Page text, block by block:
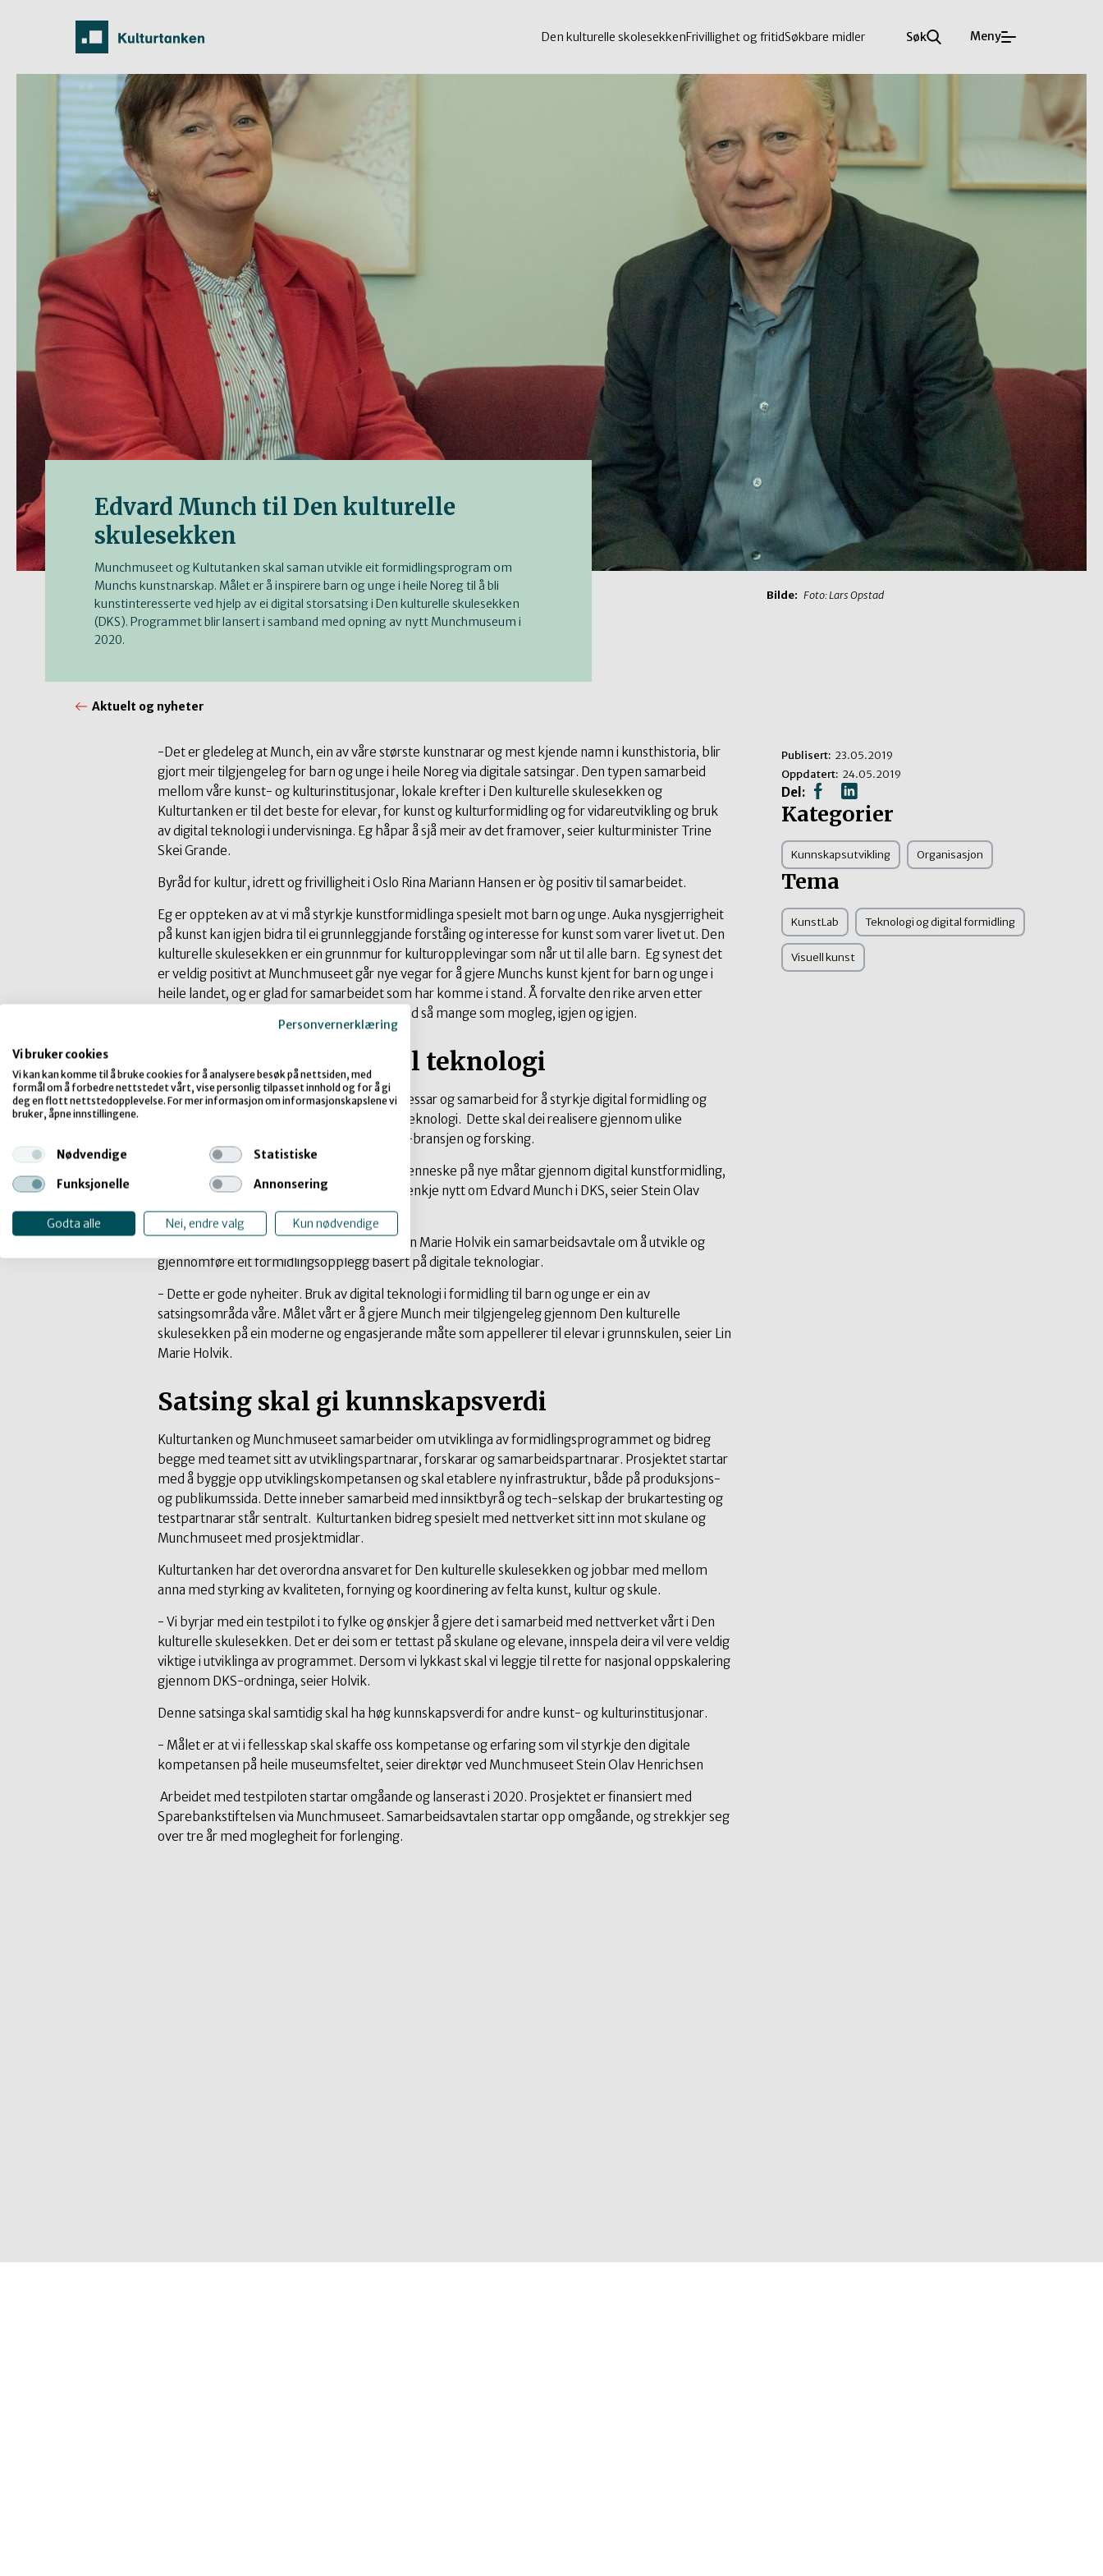
Den kulturelle skolesekkenFrivillighet og fritidSøkbare midler Søk Meny
Edvard Munch til Den kulturelle
skulesekken
Munchmuseet og Kultutanken skal saman utvikle eit formidlingsprogram om
Munchs kunstnarskap. Målet er å inspirere barn og unge i heile Noreg til å bli
kunstinteresserte ved hjelp av ei digital storsatsing i Den kulturelle skulesekken
(DKS). Programmet blir lansert i samband med opning av nytt Munchmuseum i
2020.
Bilde: Foto: Lars Opstad
Aktuelt og nyheter
-Det er gledeleg at Munch, ein av våre største kunstnarar og mest kjende namn i kunsthistoria, blir
gjort meir tilgjengeleg for barn og unge i heile Noreg via digitale satsingar. Den typen samarbeid
mellom våre kunst- og kulturinstitusjonar, lokale krefter i Den kulturelle skulesekken og
Kulturtanken er til det beste for elevar, for kunst og kulturformidling og for vidareutvikling og bruk
av digital teknologi i undervisninga. Eg håpar å sjå meir av det framover, seier kulturminister Trine
Skei Grande.
Byråd for kultur, idrett og frivilligheit i Oslo Rina Mariann Hansen er òg positiv til samarbeidet.
Eg er oppteken av at vi må styrkje kunstformidlinga spesielt mot barn og unge. Auka nysgjerrigheit
på kunst kan igjen bidra til ei grunnleggjande forståing og interesse for kunst som varer livet ut. Den
kulturelle skulesekken er ein grunnmur for kulturopplevingar som når ut til alle barn. Eg synest det
er veldig positivt at Munchmuseet går nye vegar for å gjere Munchs kunst kjent for barn og unge i
heile landet, og er glad for samarbeidet som har komme i stand. Å forvalte den rike arven etter
Munch inneber ei forplikting til å dele ho med så mange som mogleg, igjen og igjen.
Formidling og digital teknologi
Munchmuseet har sett i gang ei rekkje prosessar og samarbeid for å styrkje digital formidling og
skape gode kunstopplevingar gjennom ny teknologi. Dette skal dei realisere gjennom ulike
samarbeid mellom kulturinstitusjonar, tech-bransjen og forsking.
- Vi deler eit felles mål om å nå ut til unge menneske på nye måtar gjennom digital kunstformidling,
og får gjennom dette prosjektet høve til å tenkje nytt om Edvard Munch i DKS, seier Stein Olav
Henrichsen.
No signerer han og direktør i Kulturtanken Lin Marie Holvik ein samarbeidsavtale om å utvikle og
gjennomføre eit formidlingsopplegg basert på digitale teknologiar.
- Dette er gode nyheiter. Bruk av digital teknologi i formidling til barn og unge er ein av
satsingsområda våre. Målet vårt er å gjere Munch meir tilgjengeleg gjennom Den kulturelle
skulesekken på ein moderne og engasjerande måte som appellerer til elevar i grunnskulen, seier Lin
Marie Holvik.
Satsing skal gi kunnskapsverdi
Kulturtanken og Munchmuseet samarbeider om utviklinga av formidlingsprogrammet og bidreg
begge med teamet sitt av utviklingspartnarar, forskarar og samarbeidspartnarar. Prosjektet startar
med å byggje opp utviklingskompetansen og skal etablere ny infrastruktur, både på produksjons-
og publikumssida. Dette inneber samarbeid med innsiktbyrå og tech-selskap der brukartesting og
testpartnarar står sentralt. Kulturtanken bidreg spesielt med nettverket sitt inn mot skulane og
Munchmuseet med prosjektmidlar.
Kulturtanken har det overordna ansvaret for Den kulturelle skulesekken og jobbar med mellom
anna med styrking av kvaliteten, fornying og koordinering av felta kunst, kultur og skule.
- Vi byrjar med ein testpilot i to fylke og ønskjer å gjere det i samarbeid med nettverket vårt i Den
kulturelle skulesekken. Det er dei som er tettast på skulane og elevane, innspela deira vil vere veldig
viktige i utviklinga av programmet. Dersom vi lykkast skal vi leggje til rette for nasjonal oppskalering
gjennom DKS-ordninga, seier Holvik.
Denne satsinga skal samtidig skal ha høg kunnskapsverdi for andre kunst- og kulturinstitusjonar.
- Målet er at vi i fellesskap skal skaffe oss kompetanse og erfaring som vil styrkje den digitale
kompetansen på heile museumsfeltet, seier direktør ved Munchmuseet Stein Olav Henrichsen
Arbeidet med testpiloten startar omgåande og lanserast i 2020. Prosjektet er finansiert med
Sparebankstiftelsen via Munchmuseet. Samarbeidsavtalen startar opp omgåande, og strekkjer seg
over tre år med moglegheit for forlenging.
Publisert: 23.05.2019
Oppdatert: 24.05.2019
Del:
Kategorier
Kunnskapsutvikling Organisasjon
Tema
KunstLab Teknologi og digital formidling
Visuell kunst
Personvernerklæring
Vi bruker cookies
Vi kan kan komme til å bruke cookies for å analysere besøk på nettsiden, med
formål om å forbedre nettstedet vårt, vise personlig tilpasset innhold og for å gi
deg en flott nettstedopplevelse. For mer informasjon om informasjonskapslene vi
bruker, åpne innstillingene.
Nødvendige
Statistiske
Funksjonelle
Annonsering
Godta alle Nei, endre valg Kun nødvendige